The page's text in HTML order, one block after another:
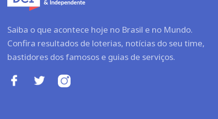
Saiba o que acontece hoje no Brasil e no Mundo.
Confira resultados de loterias, notícias do seu time,
bastidores dos famosos e guias de serviços.